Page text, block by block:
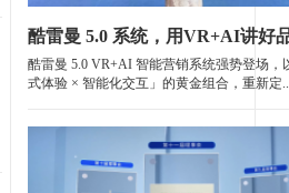
酷雷曼 5.0 VR+AI 智能营销系统强势登场，
式体验 × 智能化交互」的黄金组合，重新定...